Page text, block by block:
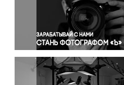
Политика
Правосудие
Происшествия и конфликты
Религия
Светская жизнь
Спорт
Экология